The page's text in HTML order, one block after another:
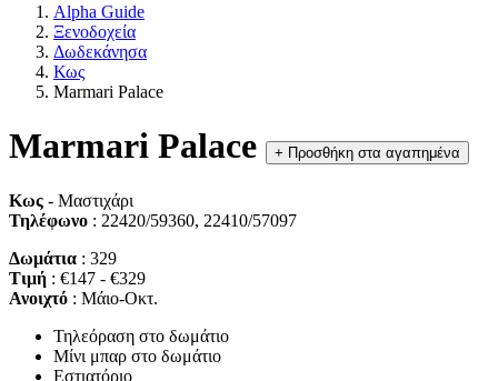
Alpha Guide
Ξενοδοχεία
Δωδεκάνησα
Κως
Marmari Palace
Marmari Palace + Προσθήκη στα αγαπημένα
Κως - Μαστιχάρι
Τηλέφωνο : 22420/59360, 22410/57097
Δωμάτια : 329
Τιμή : €147 - €329
Ανοιχτό : Μάιο-Οκτ.
Τηλεόραση στο δωμάτιο
Μίνι μπαρ στο δωμάτιο
Εστιατόριο